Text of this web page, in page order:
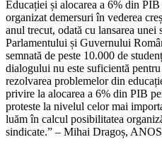
Educației și alocarea a 6% din
organizat demersuri în vederea
anul trecut, odată cu lansarea unei
Parlamentului și Guvernului
semnată de peste 10.000 de
dialogului nu este suficientă
rezolvarea problemelor din
privire la alocarea a 6% din PIB
proteste la nivelul celor mai
luăm în calcul posibilitatea
sindicate.” – Mihai Dragoș,